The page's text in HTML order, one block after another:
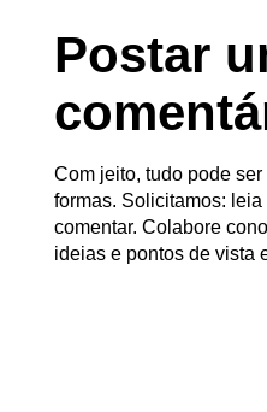
Postar
Com jeito, tudo pode
formas. Solicitamos:
comentar. Colabore
ideias e pontos de vista